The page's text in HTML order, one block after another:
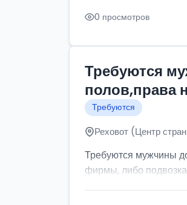
0 просмотров
Требуются
полов,права
Требуются
Реховот (Центр
Требуются мужчины
фирмы, либо